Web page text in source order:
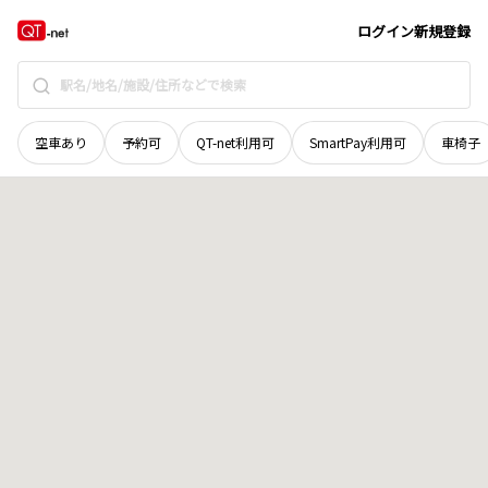
ログイン新規登録
空車あり 予約可 QT-net利用可 SmartPay利用可 車椅子
北海道